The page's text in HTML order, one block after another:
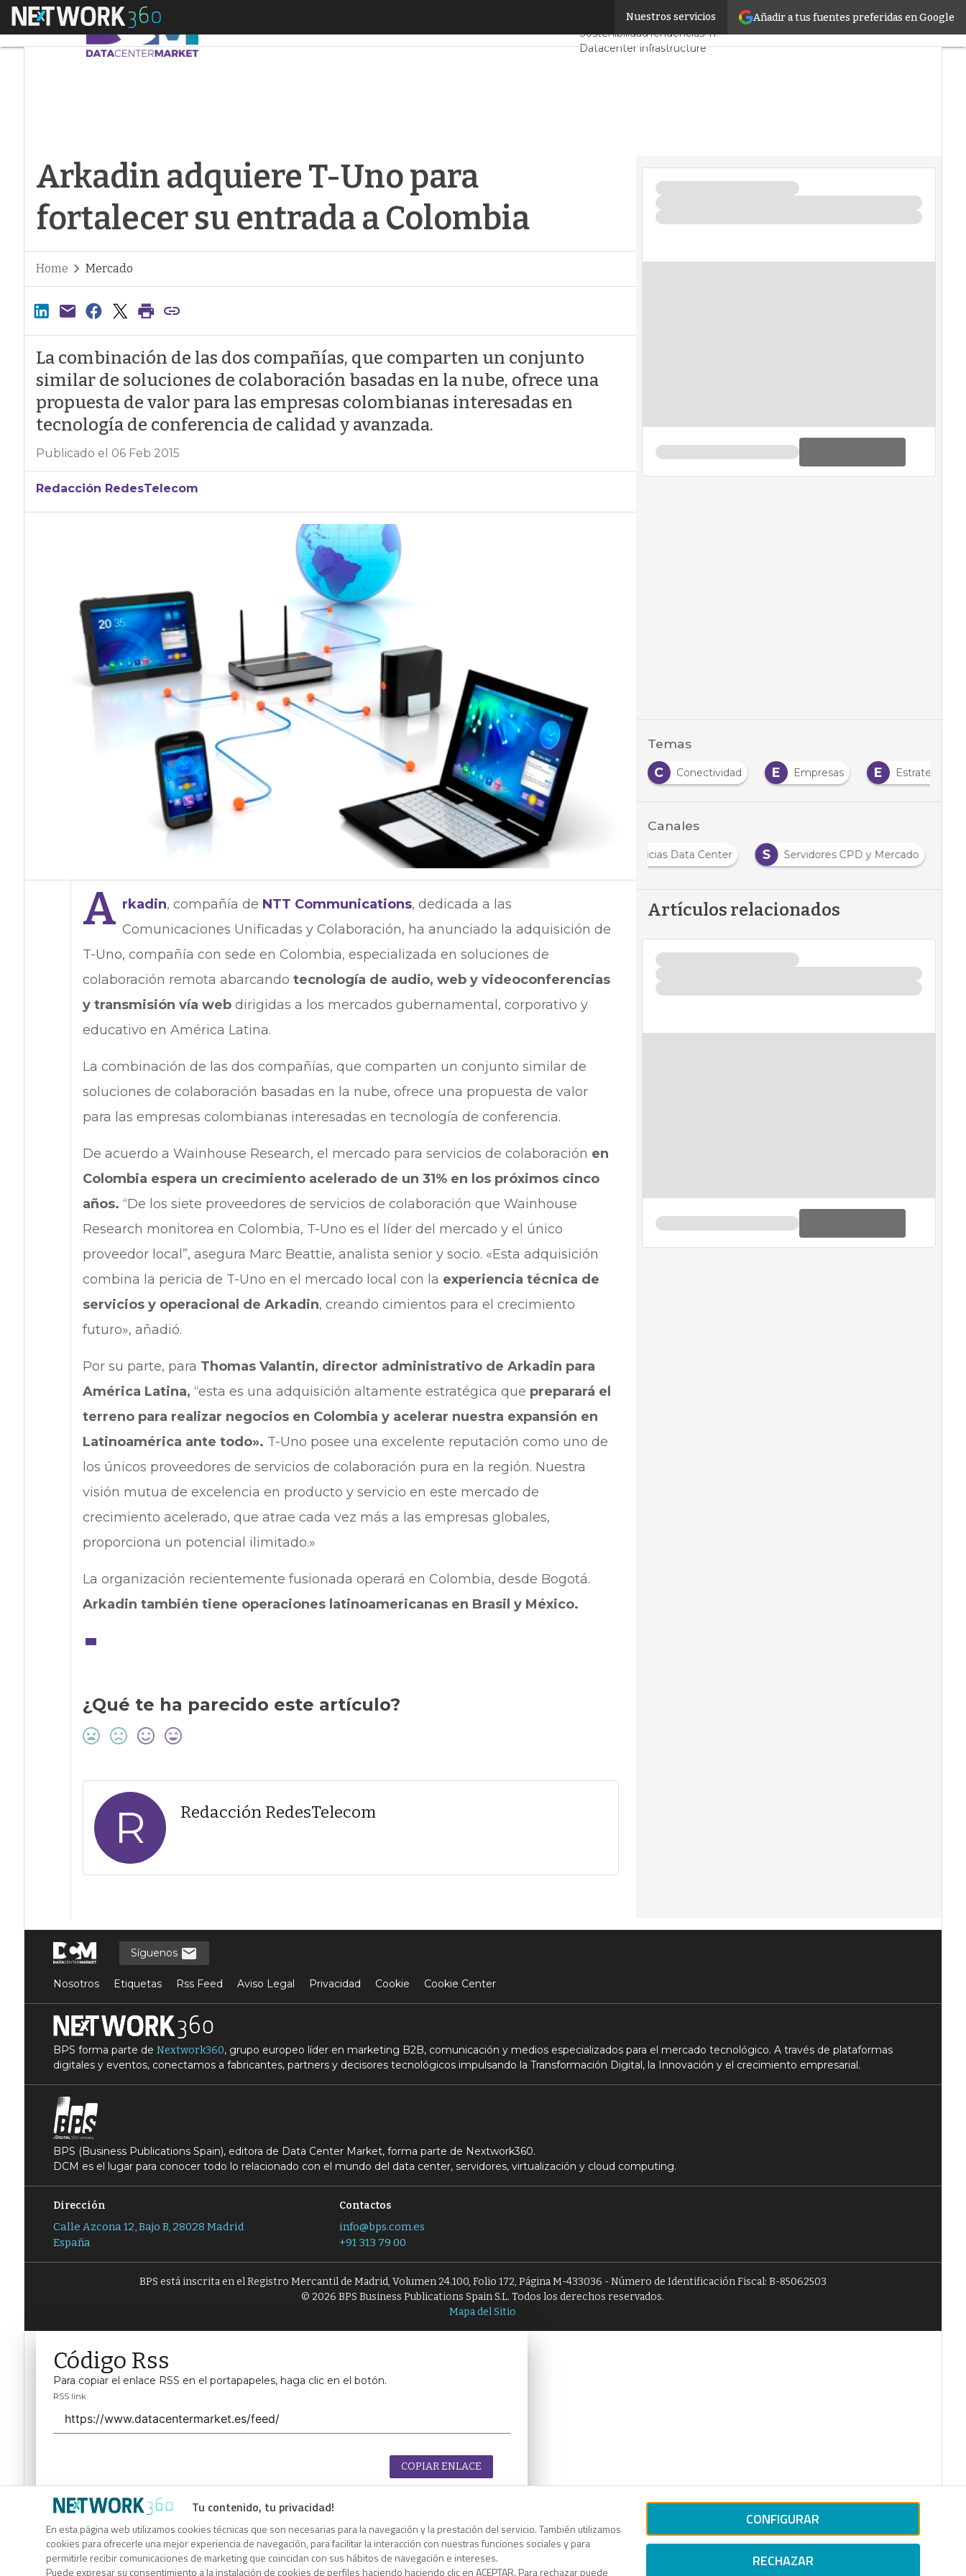
Añadir a tus fuentes preferidas en Google
Nuestros servicios
Menú Servidores CPD y MercadoProyectos
SostenibilidadTendencias TI
Datacenter infrastructure
Arkadin adquiere T-Uno para
fortalecer su entrada a Colombia
Home Mercado
La combinación de las dos compañías, que comparten un conjunto
similar de soluciones de colaboración basadas en la nube, ofrece una
propuesta de valor para las empresas colombianas interesadas en
tecnología de conferencia de calidad y avanzada.
Publicado el 06 Feb 2015
Redacción RedesTelecom
A rkadin, compañía de NTT Communications, dedicada a las
Comunicaciones Unificadas y Colaboración, ha anunciado la adquisición de
T-Uno, compañía con sede en Colombia, especializada en soluciones de
colaboración remota abarcando tecnología de audio, web y videoconferencias
y transmisión vía web dirigidas a los mercados gubernamental, corporativo y
educativo en América Latina.
La combinación de las dos compañías, que comparten un conjunto similar de
soluciones de colaboración basadas en la nube, ofrece una propuesta de valor
para las empresas colombianas interesadas en tecnología de conferencia.
De acuerdo a Wainhouse Research, el mercado para servicios de colaboración en
Colombia espera un crecimiento acelerado de un 31% en los próximos cinco
años. “De los siete proveedores de servicios de colaboración que Wainhouse
Research monitorea en Colombia, T-Uno es el líder del mercado y el único
proveedor local”, asegura Marc Beattie, analista senior y socio. «Esta adquisición
combina la pericia de T-Uno en el mercado local con la experiencia técnica de
servicios y operacional de Arkadin, creando cimientos para el crecimiento
futuro», añadió.
Por su parte, para Thomas Valantin, director administrativo de Arkadin para
América Latina, “esta es una adquisición altamente estratégica que preparará el
terreno para realizar negocios en Colombia y acelerar nuestra expansión en
Latinoamérica ante todo». T-Uno posee una excelente reputación como uno de
los únicos proveedores de servicios de colaboración pura en la región. Nuestra
visión mutua de excelencia en producto y servicio en este mercado de
crecimiento acelerado, que atrae cada vez más a las empresas globales,
proporciona un potencial ilimitado.»
La organización recientemente fusionada operará en Colombia, desde Bogotá.
Arkadin también tiene operaciones latinoamericanas en Brasil y México.
¿Qué te ha parecido este artículo?
R Redacción RedesTelecom
Temas
C
Comunicaciones C Conectividad E Empresas E Estrategia
Canales
Noticias Data Center S Servidores CPD y Mercado
Artículos relacionados
Tu contenido, tu privacidad!
En esta página web utilizamos cookies técnicas que son necesarias para la navegación y la prestación del servicio. También utilizamos
cookies para ofrecerle una mejor experiencia de navegación, para facilitar la interacción con nuestras funciones sociales y para
permitirle recibir comunicaciones de marketing que coincidan con sus hábitos de navegación e intereses.
Puede expresar su consentimiento a la instalación de cookies de perfiles haciendo haciendo clic en ACEPTAR. Para rechazar puede
CONFIGURAR
RECHAZAR
Síguenos
Nosotros Etiquetas Rss Feed Aviso Legal Privacidad Cookie Cookie Center
BPS forma parte de Nextwork360, grupo europeo líder en marketing B2B, comunicación y medios especializados para el mercado tecnológico. A través de plataformas
digitales y eventos, conectamos a fabricantes, partners y decisores tecnológicos impulsando la Transformación Digital, la Innovación y el crecimiento empresarial.
BPS (Business Publications Spain), editora de Data Center Market, forma parte de Nextwork360.
DCM es el lugar para conocer todo lo relacionado con el mundo del data center, servidores, virtualización y cloud computing.
Dirección
Calle Azcona 12, Bajo B, 28028 Madrid
España
Contactos
info@bps.com.es
+91 313 79 00
BPS está inscrita en el Registro Mercantil de Madrid, Volumen 24.100, Folio 172, Página M-433036 - Número de Identificación Fiscal: B-85062503
© 2026 BPS Business Publications Spain S.L. Todos los derechos reservados.
Mapa del Sitio
Código Rss
Para copiar el enlace RSS en el portapapeles, haga clic en el botón.
RSS link
COPIAR ENLACE
Código Rss
Para copiar el enlace RSS en el portapapeles, haga clic en el botón.